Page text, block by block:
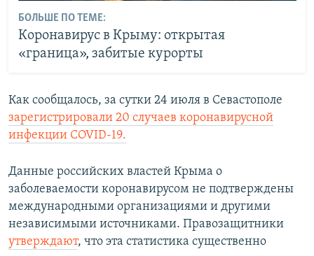
БОЛЬШЕ ПО ТЕМЕ:
Коронавирус в Крыму: открытая
«граница», забитые курорты
Как сообщалось, за сутки 24 июля в Севастополе
зарегистрировали 20 случаев коронавирусной
инфекции COVID-19.
Данные российских властей Крыма о
заболеваемости коронавирусом не подтверждены
международными организациями и другими
независимыми источниками. Правозащитники
утверждают, что эта статистика существенно